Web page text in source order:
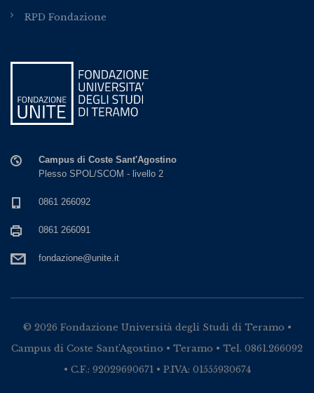
RPD Fondazione
Campus di Coste Sant'Agostino
Plesso SPOL/SCOM - livello 2
0861 266092
0861 266091
fondazione@unite.it
© 2026 Fondazione Università degli Studi di Teramo •
Campus di Coste Sant'Agostino • Teramo • Tel. 0861.266092
• C.F.: 92029690671 • P.IVA: 01555930674